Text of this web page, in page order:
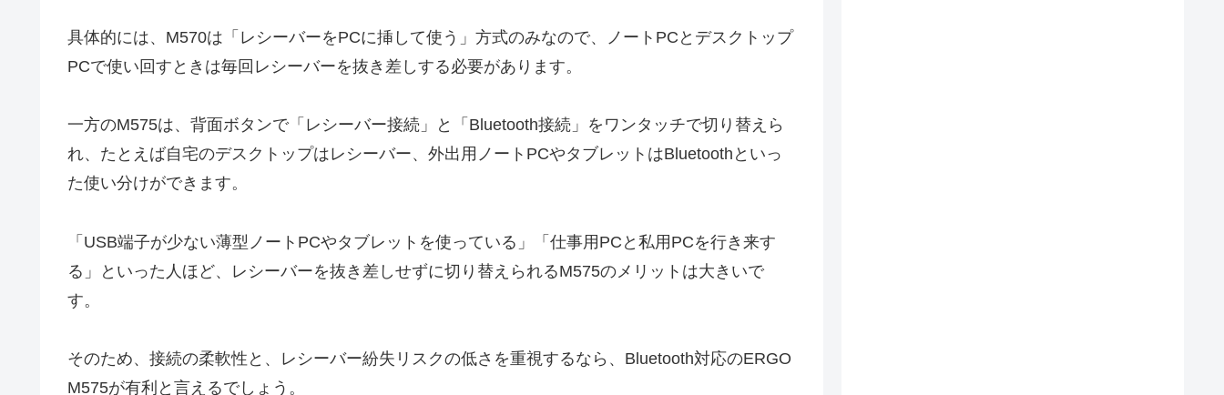
具体的には、M570は「レシーバーをPCに挿して使う」方式のみなので、ノートPCとデスクトップ
PCで使い回すときは毎回レシーバーを抜き差しする必要があります。
一方のM575は、背面ボタンで「レシーバー接続」と「Bluetooth接続」をワンタッチで切り替えら
れ、たとえば自宅のデスクトップはレシーバー、外出用ノートPCやタブレットはBluetoothといっ
た使い分けができます。
「USB端子が少ない薄型ノートPCやタブレットを使っている」「仕事用PCと私用PCを行き来す
る」といった人ほど、レシーバーを抜き差しせずに切り替えられるM575のメリットは大きいで
す。
そのため、接続の柔軟性と、レシーバー紛失リスクの低さを重視するなら、Bluetooth対応のERGO
M575が有利と言えるでしょう。